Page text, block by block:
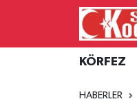
KÖRFEZ
HABERLER
Kocaeli Nöbetçi